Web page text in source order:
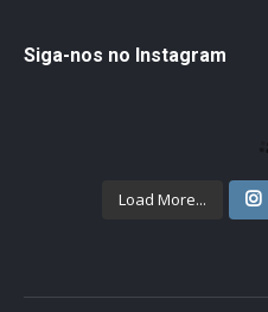
Siga-nos no Instagram
Load More...